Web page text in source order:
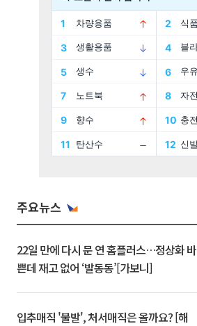
주요뉴스
22일 만에 다시 문 연 홈플러스…정상화 바
쁜데 재고 없어 ‘발동동’[가보니]
입추매직 '불발', 처서매직은 올까요? [해